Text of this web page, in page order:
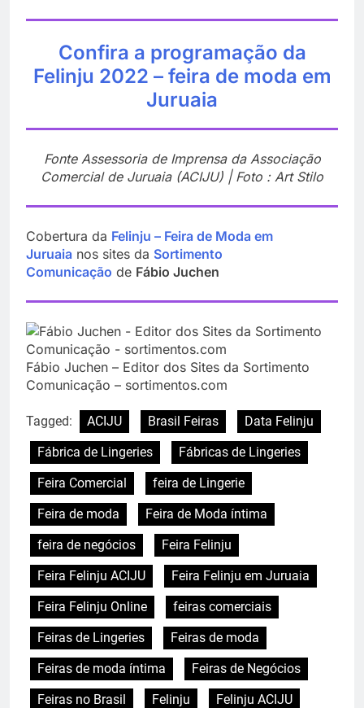
Confira a programação da
Felinju 2022 – feira de moda em
Juruaia
Fonte Assessoria de Imprensa da Associação
Comercial de Juruaia (ACIJU) | Foto : Art Stilo
Cobertura da Felinju – Feira de Moda em
Juruaia nos sites da Sortimento
Comunicação de Fábio Juchen
Fábio Juchen – Editor dos Sites da Sortimento
Comunicação – sortimentos.com
Tagged: ACIJU Brasil Feiras
Data Felinju
Fábrica de Lingeries
Fábricas de Lingeries
Feira Comercial
feira de Lingerie
Feira de moda
Feira de Moda íntima
feira de negócios
Feira Felinju
Feira Felinju ACIJU
Feira Felinju em Juruaia
Feira Felinju Online
feiras comerciais
Feiras de Lingeries
Feiras de moda
Feiras de moda íntima
Feiras de Negócios
Feiras no Brasil
Felinju Felinju ACIJU